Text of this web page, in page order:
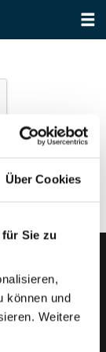
Über Cookies
Sie zu
können und
Weitere